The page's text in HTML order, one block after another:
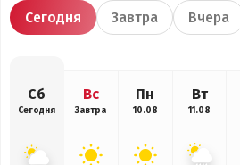
Сегодня Завтра Вчера
Сб
Сегодня
Вс
Завтра
Пн
10.08
Вт
11.08